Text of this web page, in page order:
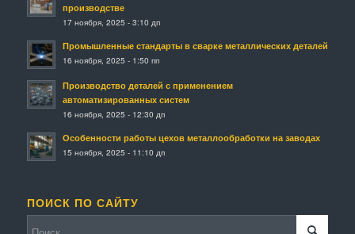
производстве
17 ноября, 2025 - 3:10 дп
Промышленные стандарты в сварке металлических деталей
16 ноября, 2025 - 1:50 пп
Производство деталей с применением
автоматизированных систем
16 ноября, 2025 - 12:30 дп
Особенности работы цехов металлообработки на заводах
15 ноября, 2025 - 11:10 дп
ПОИСК ПО САЙТУ